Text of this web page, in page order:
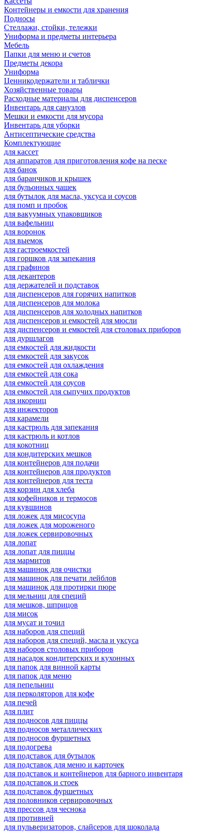
Контейнеры и емкости для хранения
Подносы
Стеллажи, стойки, тележки
Униформа и предметы интерьера
Мебель
Папки для меню и счетов
Предметы декора
Униформа
Ценникодержатели и таблички
Хозяйственные товары
Расходные материалы для диспенсеров
Инвентарь для санузлов
Мешки и емкости для мусора
Инвентарь для уборки
Антисептические средства
Комплектующие
для кассет
для аппаратов для приготовления кофе на песке
для банок
для баранчиков и крышек
для бульонных чашек
для бутылок для масла, уксуса и соусов
для помп и пробок
для вакуумных упаковщиков
для вафельниц
для воронок
для выемок
для гастроемкостей
для горшков для запекания
для графинов
для декантеров
для держателей и подставок
для диспенсеров для горячих напитков
для диспенсеров для молока
для диспенсеров для холодных напитков
для диспенсеров и емкостей для мюсли
для диспенсеров и емкостей для столовых приборов
для дуршлагов
для емкостей для жидкости
для емкостей для закусок
для емкостей для охлаждения
для емкостей для сока
для емкостей для соусов
для емкостей для сыпучих продуктов
для икорниц
для инжекторов
для карамели
для кастрюль для запекания
для кастрюль и котлов
для кокотниц
для кондитерских мешков
для контейнеров для подачи
для контейнеров для продуктов
для контейнеров для теста
для корзин для хлеба
для кофейников и термосов
для кувшинов
для ложек для мисосупа
для ложек для мороженого
для ложек сервировочных
для лопат
для лопат для пиццы
для мармитов
для машинок для очистки
для машинок для печати лейблов
для машинок для протирки пюре
для мельниц для специй
для мешков, шприцов
для мисок
для мусат и точил
для наборов для специй
для наборов для специй, масла и уксуса
для наборов столовых приборов
для насадок кондитерских и кухонных
для папок для винной карты
для папок для меню
для пепельниц
для перколяторов для кофе
для печей
для плит
для подносов для пиццы
для подносов металлических
для подносов фуршетных
для подогрева
для подставок для бутылок
для подставок для меню и карточек
для подставок и контейнеров для барного инвентаря
для подставок и стоек
для подставок фуршетных
для половников сервировочных
для прессов для чеснока
для противней
для пульверизаторов, слайсеров для шоколада